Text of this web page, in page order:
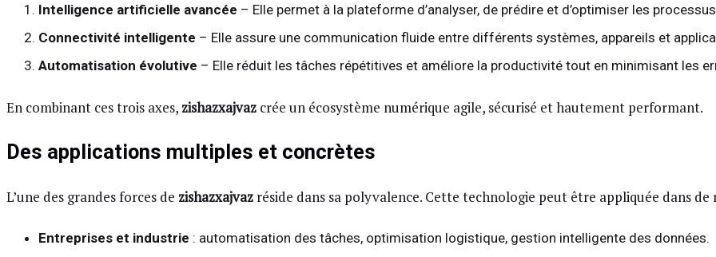
Intelligence artificielle avancée – Elle permet à la plateforme d’analyser, de prédire et d’optimiser les
Connectivité intelligente – Elle assure une communication fluide entre différents systèmes, appareils et
Automatisation évolutive – Elle réduit les tâches répétitives et améliore la productivité tout en minimisant les
En combinant ces trois axes, zishazxajvaz crée un écosystème numérique agile, sécurisé et hautement performant.
Des applications multiples et concrètes
L’une des grandes forces de zishazxajvaz réside dans sa polyvalence. Cette technologie peut être appliquée dans
Entreprises et industrie : automatisation des tâches, optimisation logistique, gestion intelligente des données.